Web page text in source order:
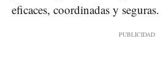
eficaces, coordinadas y seguras.